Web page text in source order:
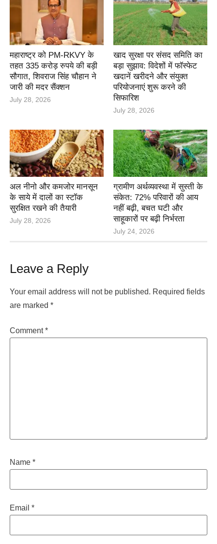
महाराष्ट्र को PM-RKVY के
तहत 335 करोड़ रुपये की बड़ी
सौगात, शिवराज सिंह चौहान ने
जारी की मदर सैंक्शन
July 28, 2026
खाद सुरक्षा पर संसद समिति का
बड़ा सुझाव: विदेशों में फॉस्फेट
खदानें खरीदने और संयुक्त
परियोजनाएं शुरू करने की
सिफारिश
July 28, 2026
अल नीनो और कमजोर मानसून
के साये में दालों का स्टॉक
सुरक्षित रखने की तैयारी
July 28, 2026
ग्रामीण अर्थव्यवस्था में सुस्ती के
संकेत: 72% परिवारों की आय
नहीं बढ़ी, बचत घटी और
साहूकारों पर बढ़ी निर्भरता
July 24, 2026
Leave a Reply
Your email address will not be published. Required fields
are marked *
Comment*
Name *
Email *